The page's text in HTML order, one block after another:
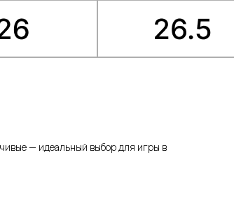
— идеальный выбор для игры в